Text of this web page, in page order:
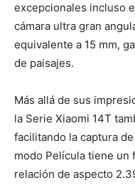
excepcionales incluso
cámara ultra gran
equivalente a 15 mm,
de paisajes.
Más allá de sus
la Serie Xiaomi 14T
facilitando la captura
modo Película tiene un
relación de aspecto